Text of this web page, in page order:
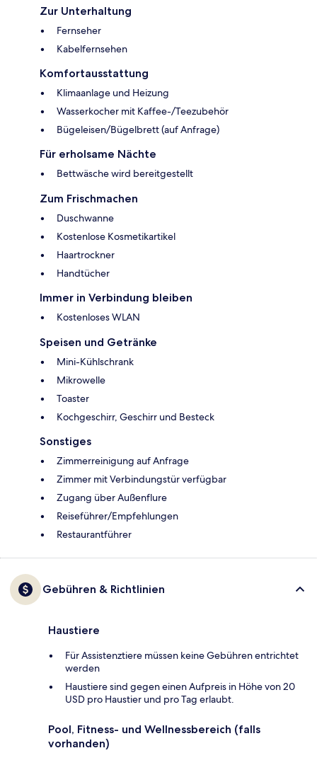
Zur Unterhaltung
Fernseher
Kabelfernsehen
Komfortausstattung
Klimaanlage und Heizung
Wasserkocher mit Kaffee-/Teezubehör
Bügeleisen/Bügelbrett (auf Anfrage)
Für erholsame Nächte
Bettwäsche wird bereitgestellt
Zum Frischmachen
Duschwanne
Kostenlose Kosmetikartikel
Haartrockner
Handtücher
Immer in Verbindung bleiben
Kostenloses WLAN
Speisen und Getränke
Mini-Kühlschrank
Mikrowelle
Toaster
Kochgeschirr, Geschirr und Besteck
Sonstiges
Zimmerreinigung auf Anfrage
Zimmer mit Verbindungstür verfügbar
Zugang über Außenflure
Reiseführer/Empfehlungen
Restaurantführer
Gebühren & Richtlinien
Haustiere
Für Assistenztiere müssen keine Gebühren entrichtet
werden
Haustiere sind gegen einen Aufpreis in Höhe von 20
USD pro Haustier und pro Tag erlaubt.
Pool, Fitness- und Wellnessbereich (falls
vorhanden)